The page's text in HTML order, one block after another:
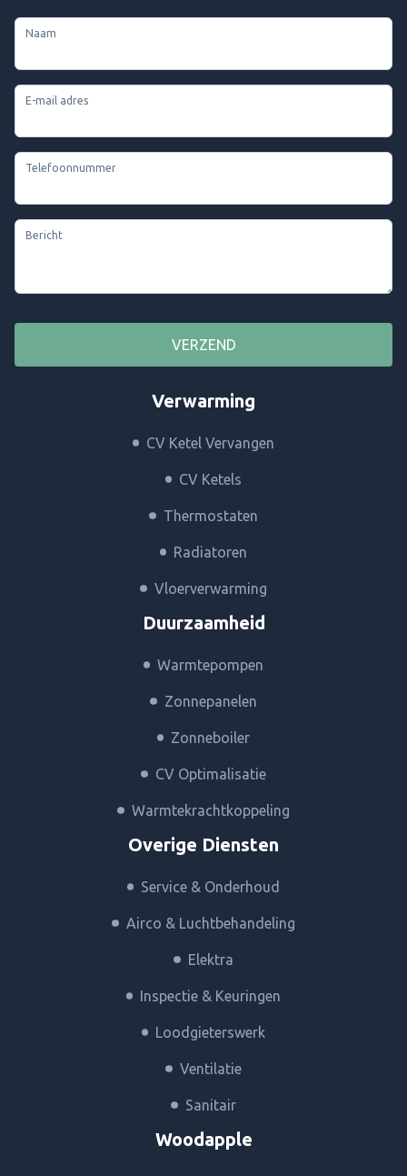
Verwarming
CV Ketel Vervangen
CV Ketels
Thermostaten
Radiatoren
Vloerverwarming
Duurzaamheid
Warmtepompen
Zonnepanelen
Zonneboiler
CV Optimalisatie
Warmtekrachtkoppeling
Overige Diensten
Service & Onderhoud
Airco & Luchtbehandeling
Elektra
Inspectie & Keuringen
Loodgieterswerk
Ventilatie
Sanitair
Woodapple
Naam
E-mail adres
Telefoonnummer
Bericht
VERZEND